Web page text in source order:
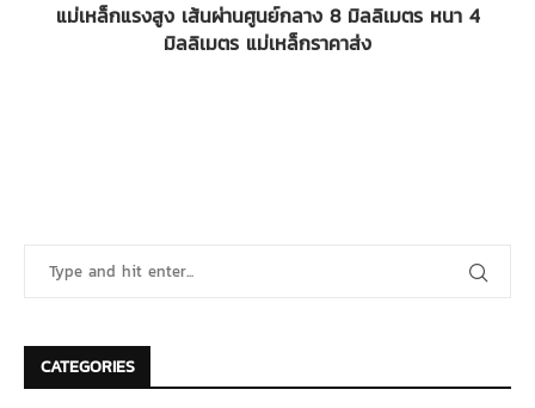
แม่เหล็กแรงสูง เส้นผ่านศูนย์กลาง 8 มิลลิเมตร หนา 4
มิลลิเมตร แม่เหล็กราคาส่ง
CATEGORIES